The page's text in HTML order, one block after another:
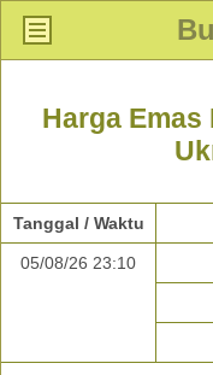
Harga
Tanggal / Waktu
05/08/26 23:10